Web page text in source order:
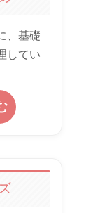
、基礎
してい